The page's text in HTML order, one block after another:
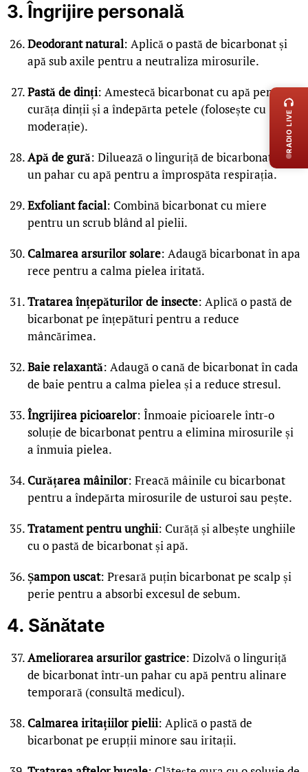
3. Îngrijire personală
Deodorant natural: Aplică o pastă de bicarbonat și
apă sub axile pentru a neutraliza mirosurile.
Pastă de dinți: Amestecă bicarbonat cu apă pentru a
curăța dinții și a îndepărta petele (folosește cu
moderație).
Apă de gură: Diluează o linguriță de bicarbonat într-
un pahar cu apă pentru a împrospăta respirația.
Exfoliant facial: Combină bicarbonat cu miere
pentru un scrub blând al pielii.
Calmarea arsurilor solare: Adaugă bicarbonat în apa
rece pentru a calma pielea iritată.
Tratarea înțepăturilor de insecte: Aplică o pastă de
bicarbonat pe înțepături pentru a reduce
mâncărimea.
Baie relaxantă: Adaugă o cană de bicarbonat în cada
de baie pentru a calma pielea și a reduce stresul.
Îngrijirea picioarelor: Înmoaie picioarele într-o
soluție de bicarbonat pentru a elimina mirosurile și
a înmuia pielea.
Curățarea mâinilor: Freacă mâinile cu bicarbonat
pentru a îndepărta mirosurile de usturoi sau pește.
Tratament pentru unghii: Curăță și albește unghiile
cu o pastă de bicarbonat și apă.
Șampon uscat: Presară puțin bicarbonat pe scalp și
perie pentru a absorbi excesul de sebum.
4. Sănătate
Ameliorarea arsurilor gastrice: Dizolvă o linguriță
de bicarbonat într-un pahar cu apă pentru alinare
temporară (consultă medicul).
Calmarea iritațiilor pielii: Aplică o pastă de
bicarbonat pe erupții minore sau iritații.
RADIO LIVE